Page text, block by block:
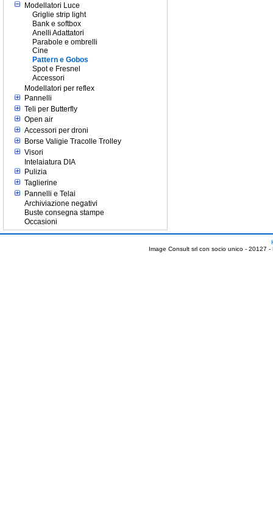
Modellatori Luce
Griglie strip light
Bank e softbox
Anelli Adattatori
Parabole e ombrelli
Cine
Pattern e Gobos
Spot e Fresnel
Accessori
Modellatori per reflex
Pannelli
Teli per Butterfly
Open air
Accessori per droni
Borse Valigie Tracolle Trolley
Visori
Intelaiatura DIA
Pulizia
Taglierine
Pannelli e Telai
Archiviazione negativi
Buste consegna stampe
Occasioni
Image Consult srl con socio unico - 20127